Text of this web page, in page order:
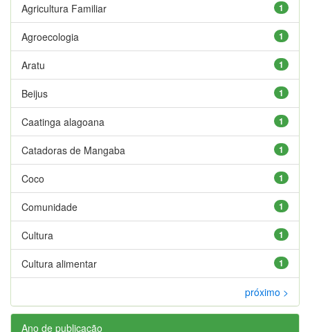
1
Agricultura Familiar
1
Agroecologia
1
Aratu
1
Beijus
1
Caatinga alagoana
1
Catadoras de Mangaba
1
Coco
1
Comunidade
1
Cultura
1
Cultura alimentar
próximo >
Ano de publicação